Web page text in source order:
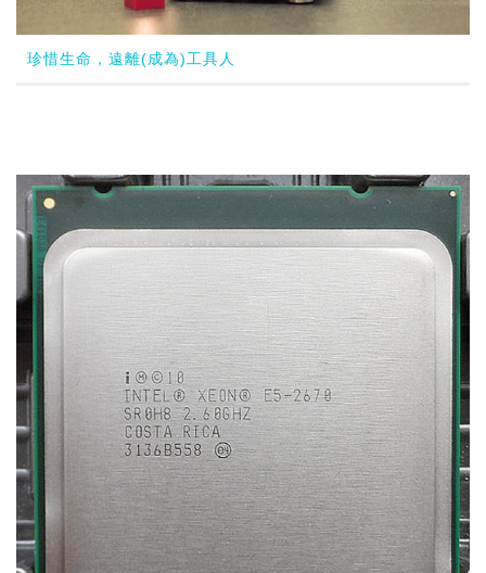
珍惜生命，遠離(成為)工具人